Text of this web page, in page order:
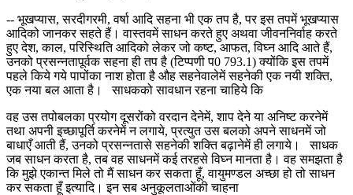
-- भूखप्यास, सरदीगरमी, वर्षा आदि सहना भी एक तप है, पर इस तपमें भूखप्यास
आदिको जानकर सहते हैं। वास्तवमें साधन करते हुए अथवा जीवननिर्वाह करते
हुए देश, काल, परिस्थिति आदिको लेकर जो कष्ट, आफत, विघ्न आदि आते हैं,
उनको प्रसन्नतापूर्वक सहना ही तप है (टिप्पणी प0 793.1) क्योंकि इस तपमें
पहले किये गये पापोंका नाश होता है औह सहनेवालेमें सहनेकी एक नयी शक्ति,
एक नया बल आता है। साधकको सावधान रहना चाहिये कि
वह उस तपोबलका प्रयोग दूसरोंको वरदान देनेमें, शाप देने या अनिष्ट करनेमें
तथा अपनी इच्छापूर्ति करनेमें न लगाये, प्रत्युत उस बलको अपने साधनमें जो
बाधाएँ आती हैं, उनको प्रसन्नतासे सहनेकी शक्ति बढ़ानेमें ही लगाये। साधक
जब साधन करता है, तब वह साधनमें कई तरहसे विघ्न मानता है। वह समझता है
कि मुझे एकान्त मिले तो मैं साधन कर सकता हूँ, वायुमण्डल अच्छा हो तो साधन
कर सकता हूँ इत्यादि। इन सब अनुकूलताओंकी चाहना